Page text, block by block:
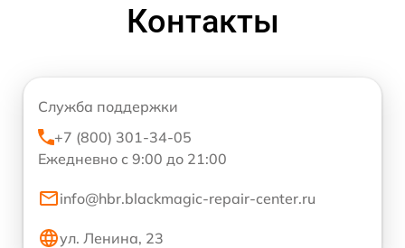
Контакты
Служба поддержки
+7 (800) 301-34-05
Ежедневно с 9:00 до 21:00
info@hbr.blackmagic-repair-center.ru
ул. Ленина, 23